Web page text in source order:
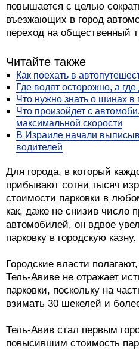
повышается с целью
въезжающих в город
переход на общественный
Читайте также
Как поехать в
Где водят осторожно, а где
Что нужно знать о шинах
Что произойдет с
максимальной скорости
В Израиле начали
водителей
Для города, в который
прибывают сотни тысяч
стоимости парковки в
как, даже не снизив число
автомобилей, он вдвое
парковку в городскую казну.
Городские власти
Тель-Авиве не отражает
парковки, поскольку на
взимать 30 шекелей и
Тель-Авив стал первым
повысившим стоимость